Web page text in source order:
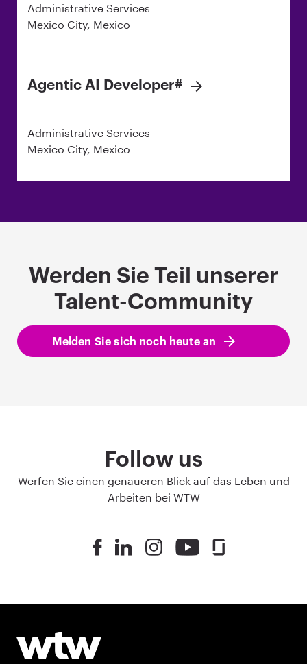
Administrative Services
Mexico City, Mexico
Agentic AI Developer#
Administrative Services
Mexico City, Mexico
Werden Sie Teil unserer
Talent-Community
Melden Sie sich noch heute an
Follow us
Werfen Sie einen genaueren Blick auf das Leben und
Arbeiten bei WTW